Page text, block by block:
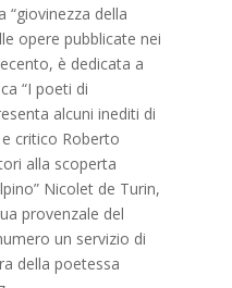
“giovinezza della
opere pubblicate nei
è dedicata a
“I poeti di
alcuni inediti di
critico Roberto
alla scoperta
Nicolet de Turin,
provenzale del
un servizio di
della poetessa